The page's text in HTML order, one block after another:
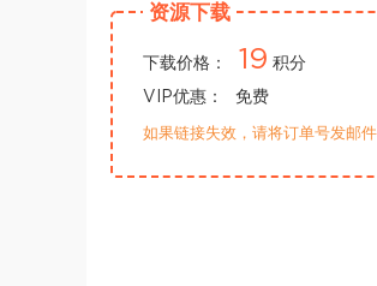
资源下载
下载价格： 19 积分
VIP优惠：
免费
如果链接失效，请将订单号发邮